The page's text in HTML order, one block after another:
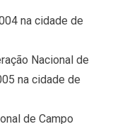
na cidade de
Nacional de
na cidade de
de Campo